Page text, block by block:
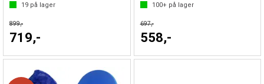
19 på lager
899,-
719,-
100+på lager
697,-
558,-